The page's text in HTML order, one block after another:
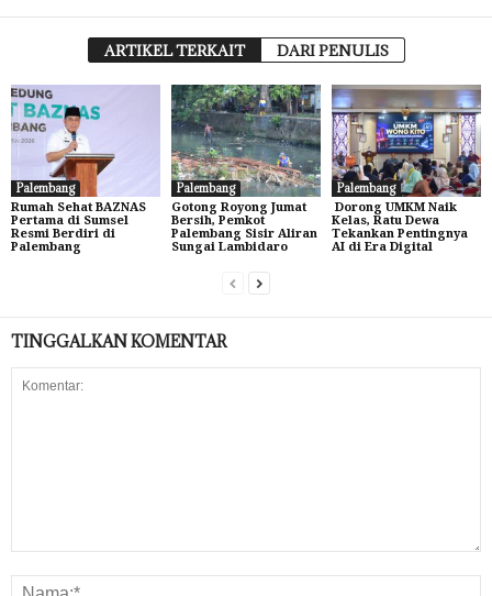
ARTIKEL TERKAIT DARI PENULIS
Palembang
Rumah Sehat BAZNAS
Pertama di Sumsel
Resmi Berdiri di
Palembang
Palembang
Gotong Royong Jumat
Bersih, Pemkot
Palembang Sisir Aliran
Sungai Lambidaro
Palembang
Dorong UMKM Naik
Kelas, Ratu Dewa
Tekankan Pentingnya
AI di Era Digital
TINGGALKAN KOMENTAR